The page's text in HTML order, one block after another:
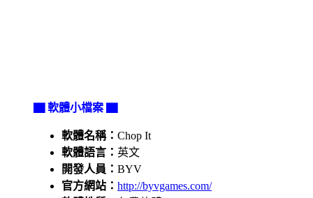
▇ 軟體小檔案 ▇
軟體名稱： Chop It
軟體語言： 英文
開發人員： BYV
官方網站： http://byvgames.com/